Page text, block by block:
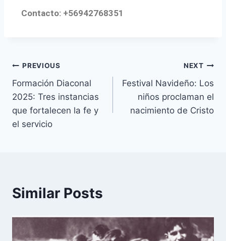
Contacto: +56942768351
PREVIOUS
Formación Diaconal
2025: Tres instancias
que fortalecen la fe y
el servicio
NEXT
Festival Navideño: Los
niños proclaman el
nacimiento de Cristo
Similar Posts